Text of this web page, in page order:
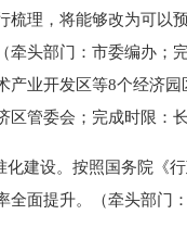
梳理，将能够改为可以
牵头部门：市委编办；
产业开发区等8个经济
区管委会；完成时限：
设。按照国务院《行
全面提升。（牵头部门